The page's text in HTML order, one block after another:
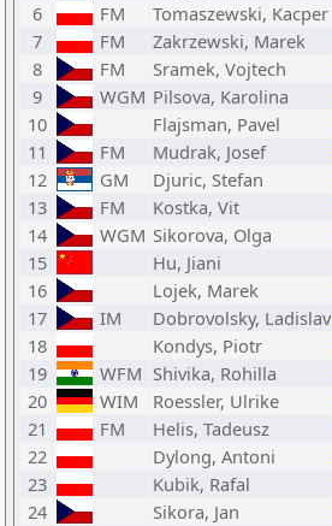
6
FM Tomaszewski, Kacper
7
FM Zakrzewski, Marek
8
FM Sramek, Vojtech
9
WGM Pilsova, Karolina
10
Flajsman, Pavel
11
FM Mudrak, Josef
12
GM Djuric, Stefan
13
FM Kostka, Vit
14
WGM Sikorova, Olga
15
Hu, Jiani
16
Lojek, Marek
17
IM Dobrovolsky, Ladislav
18
Kondys, Piotr
19
WFM Shivika, Rohilla
20
WIM Roessler, Ulrike
21
FM Helis, Tadeusz
22
Dylong, Antoni
23
Kubik, Rafal
24
Sikora, Jan